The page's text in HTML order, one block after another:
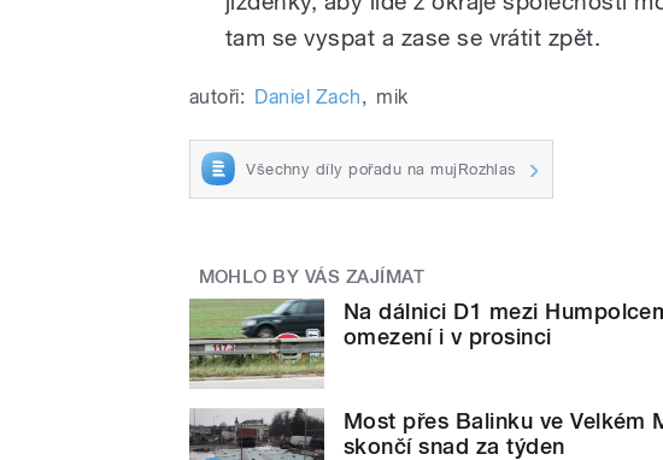
tam se vyspat a zase se vrátit zpět.
autoři: Daniel Zach, mik
Všechny díly pořadu na mujRozhlas
MOHLO BY VÁS ZAJÍMAT
Na dálnici D1 mezi
omezení i v prosinci
Most přes Balinku ve Velkém
skončí snad za týden